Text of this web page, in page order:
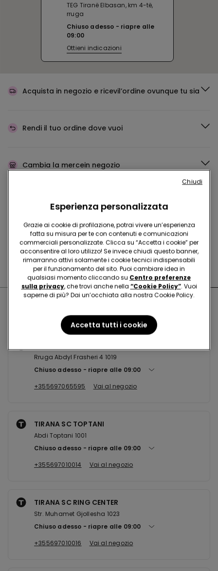
TEG Tiranë Elbasan, km 4-të,
rruga
Chiuso adesso
riapre alle
09:00
Ottieni indicazioni
Acquista in negozio e ricevil’ordine ovunque tu sia
Rendi il tuo ordine dove vuoi
Cambia la mercein negozio
Programma FedeltàTEZENIS TALENT
Hai domande sulle misure di sicurezza nei nostri store?
Leggi le nostre FAQ
Rruga Abdyl Frasheri 4 1019
Chiuso adesso
riapre alle 09:00
+355697065595
Vai al negozio
TIRANA SC TOPTANI
Abdi Toptani 1001
Chiuso adesso
riapre alle 09:00
+355697010014
Vai al negozio
TIRANA SC RING CENTER
Str. Muhamet Gjollesha 1023
Chiuso adesso
riapre alle 09:00
+355697010016
Vai al negozio
Esperienza personalizzata
Grazie ai cookie di profilazione, potrai vivere un’esperienza
fatta su misura per te con contenuti e comunicazioni
commerciali personalizzate. Clicca su “Accetta i cookie” per
acconsentire al loro utilizzo! Se invece chiudi questo banner,
rimarranno attivi solamente i cookie tecnici indispensabili
per il funzionamento del sito. Puoi cambiare idea in
qualsiasi momento cliccando su Centro preferenze
sulla privacy, che trovi anche nella “Cookie Policy”. Vuoi
saperne di più? Dai un’occhiata alla nostra Cookie Policy.
Accetta tutti i cookie
Chiudi